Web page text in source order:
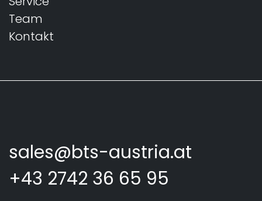
Team
Kontakt
sales@bts-austria.at
+43 2742 36 65 95